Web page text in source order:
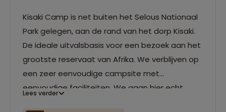
Kisaki Camp is net buiten het Selous Nationaal
Park gelegen, aan de rand van het dorp Kisaki.
De ideale uitvalsbasis voor een bezoek aan het
grootste reservaat van Afrika. We verblijven op
een zeer eenvoudige campsite met
eenvoudige faciliteiten. We gaan hier echt
Lees verder